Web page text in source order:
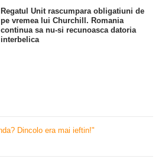
Regatul Unit rascumpara obligatiuni de
pe vremea lui Churchill. Romania
continua sa nu-si recunoasca datoria
interbelica
Dincolo era mai ieftin!"